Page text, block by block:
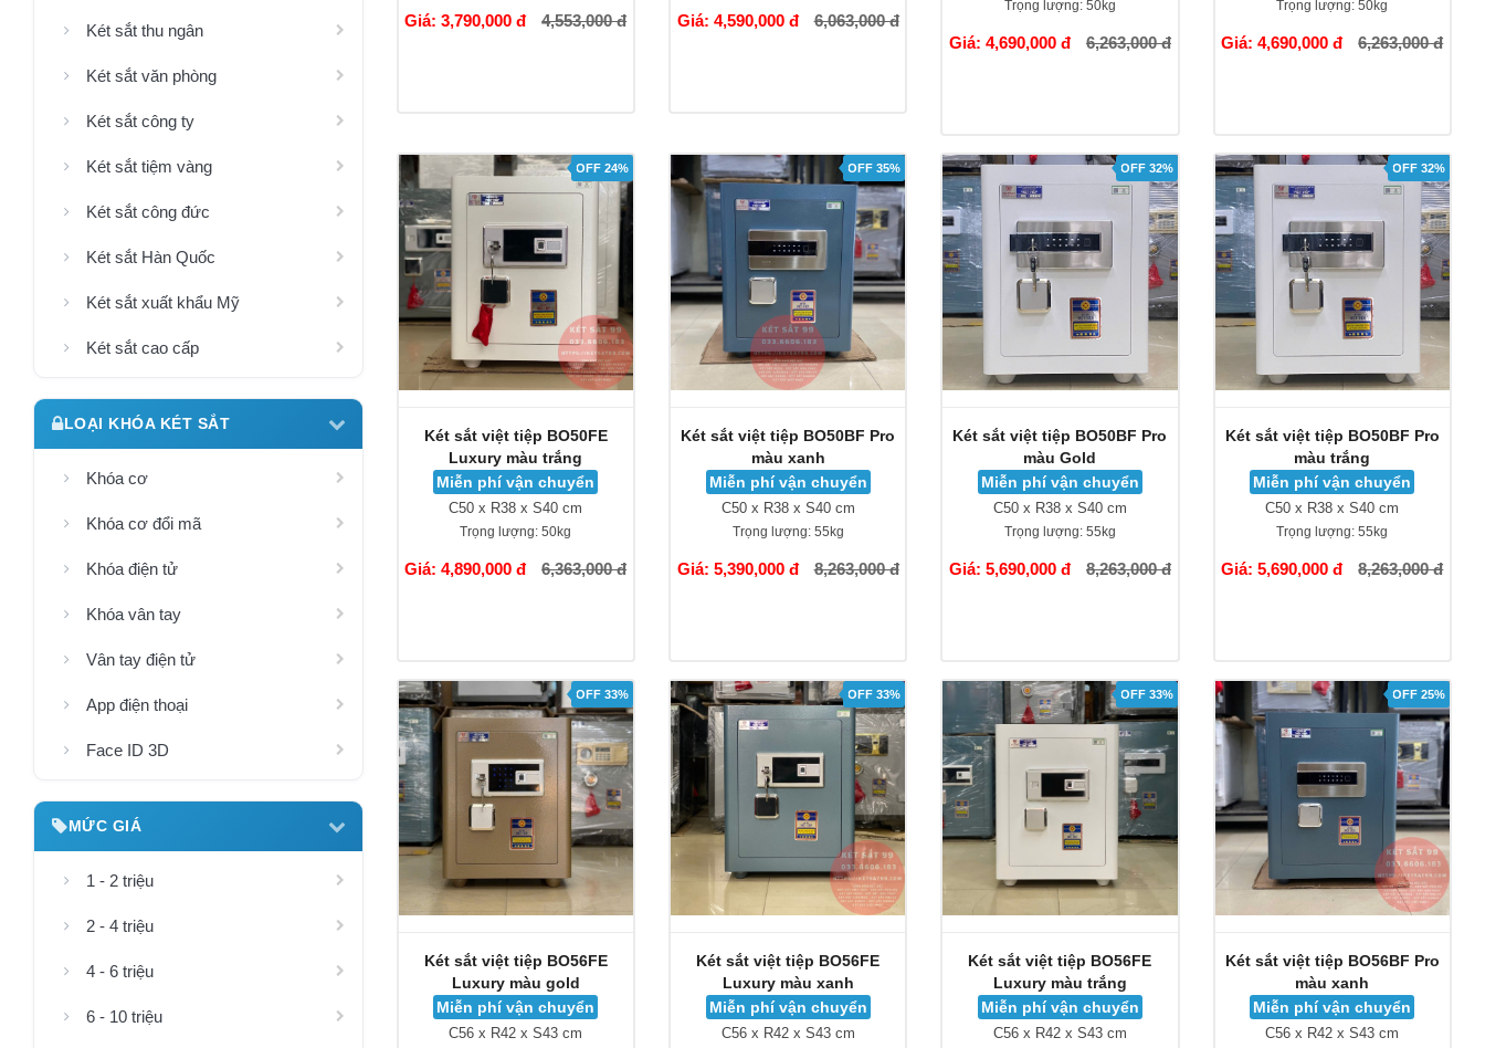
Két sắt thu ngân
Két sắt văn phòng
Két sắt công ty
Két sắt tiệm vàng
Két sắt công đức
Két sắt Hàn Quốc
Két sắt xuất khẩu Mỹ
Két sắt cao cấp
LOẠI KHÓA KÉT SẮT
Khóa cơ
Khóa cơ đổi mã
Khóa điện tử
Khóa vân tay
Vân tay điện tử
App điện thoại
Face ID 3D
MỨC GIÁ
1 - 2 triệu
2 - 4 triệu
4 - 6 triệu
6 - 10 triệu
Giá: 3,790,000 đ 4,553,000 đ Giá: 4,590,000 đ 6,063,000 đ
Trọng lượng:50kg
Giá: 4,690,000 đ 6,263,000 đ
Trọng lượng: 50kg
Giá: 4,690,000 đ 6,263,000 đ
OFF 24%
Két sắt việt tiệp BO50FE
Luxury màu trắng
Miễn phí vận chuyển
C50 x R38 x S40 cm
Trọng lượng: 50kg
Giá: 4,890,000 đ 6,363,000 đ
OFF 35%
Két sắt việt tiệp BO50BF Pro
màu xanh
Miễn phí vận chuyển
C50 x R38 x S40 cm
Trọng lượng:55kg
Giá: 5,390,000 đ 8,263,000 đ
OFF 32%
Két sắt việt tiệp BO50BF Pro
màu Gold
Miễn phí vận chuyển
C50 x R38 x S40 cm
Trọng lượng:55kg
Giá: 5,690,000 đ 8,263,000 đ
OFF 32%
Két sắt việt tiệp BO50BF Pro
màu trắng
Miễn phí vận chuyển
C50 x R38 x S40 cm
Trọng lượng: 55kg
Giá: 5,690,000 đ 8,263,000 đ
OFF 33%
Két sắt việt tiệp BO56FE
Luxury màu gold
Miễn phí vận chuyển
C56 x R42 x S43 cm
OFF 33%
Két sắt việt tiệp BO56FE
Luxury màu xanh
Miễn phí vận chuyển
C56 x R42 x S43 cm
OFF 33%
Két sắt việt tiệp BO56FE
Luxury màu trắng
Miễn phí vận chuyển
C56 x R42 x S43 cm
OFF 25%
Két sắt việt tiệp BO56BF Pro
màu xanh
Miễn phí vận chuyển
C56 x R42 x S43 cm